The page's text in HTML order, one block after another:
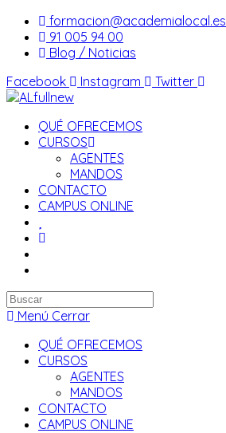
Saltar
contenido
formacion@academialocal.es
91 005 94 00
Blog / Noticias
Facebook
Instagram Twitter
QUÉ OFRECEMOS
CURSOS
AGENTES
MANDOS
CONTACTO
CAMPUS ONLINE
Buscar
en
web
Menú Cerrar
QUÉ OFRECEMOS
CURSOS
AGENTES
MANDOS
CONTACTO
CAMPUS ONLINE